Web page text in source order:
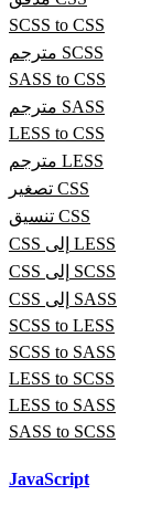
SCSS to CSS
مترجم SCSS
SASS to CSS
مترجم SASS
LESS to CSS
مترجم LESS
تصغير CSS
تنسيق CSS
CSS إلى LESS
CSS إلى SCSS
CSS إلى SASS
SCSS to LESS
SCSS to SASS
LESS to SCSS
LESS to SASS
SASS to SCSS
JavaScript